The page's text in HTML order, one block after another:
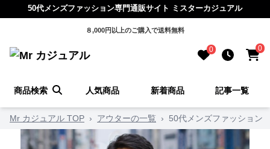
50代メンズファッション専門通販サイト ミスターカジュアル
８,000円以上のご購入で送料無料
0 0
商品検索 人気商品 新着商品 記事一覧
Mr カジュアル TOP › アウターの一覧 › 50代メンズファッション